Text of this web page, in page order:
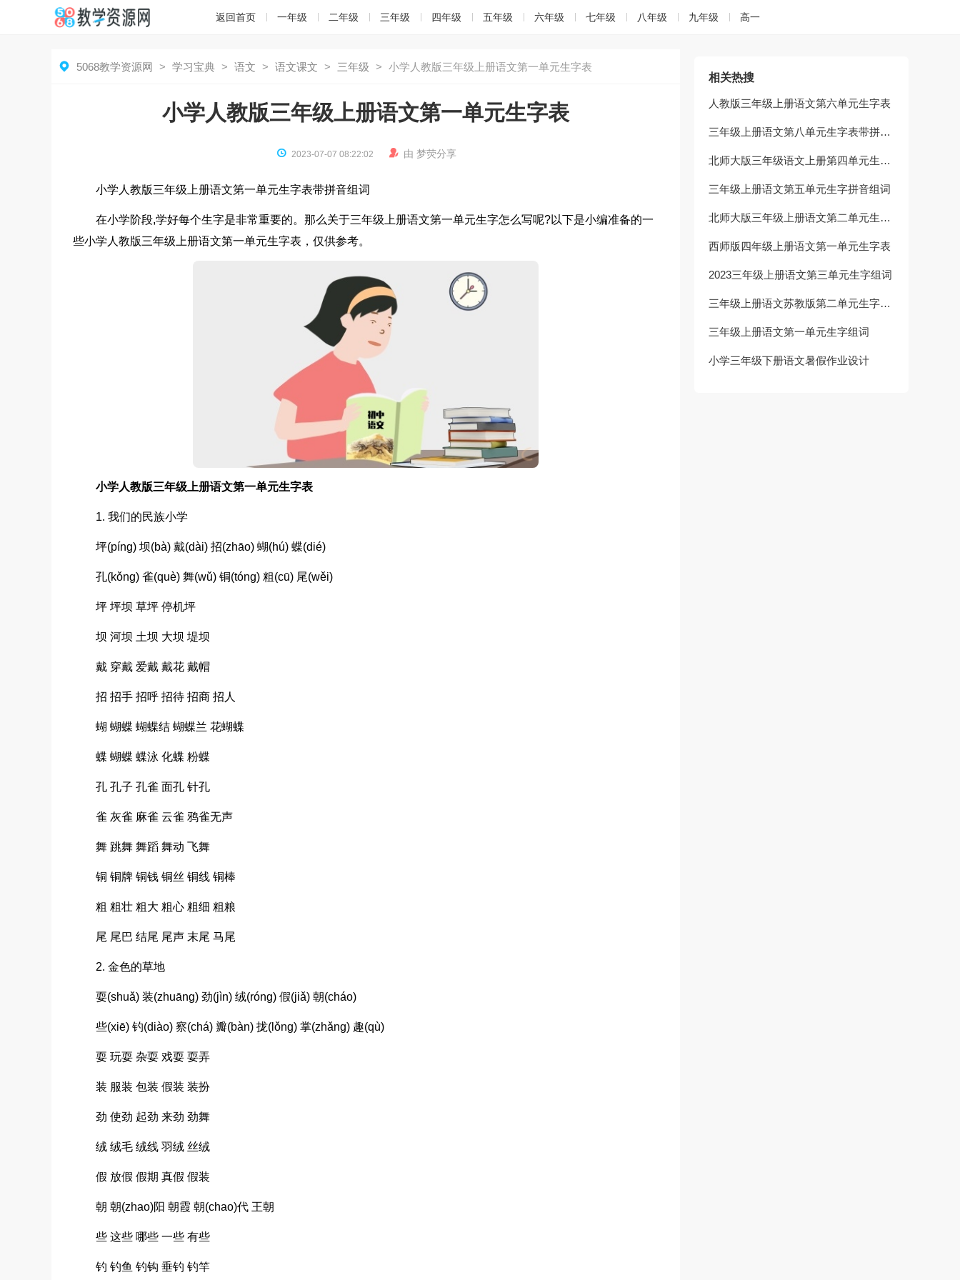
返回首页 一年级 二年级 三年级 四年级 五年级 六年级 七年级 八年级 九年级 高一
 5068教学资源网 > 学习宝典 > 语文 > 语文课文 > 三年级 > 小学人教版三年级上册语文第一单元生字表
小学人教版三年级上册语文第一单元生字表
 2023-07-07 08:22:02  由 梦荧分享
小学人教版三年级上册语文第一单元生字表带拼音组词
在小学阶段,学好每个生字是非常重要的。那么关于三年级上册语文第一单元生字怎么写呢?以下是小编准备的一
些小学人教版三年级上册语文第一单元生字表，仅供参考。
小学人教版三年级上册语文第一单元生字表
1. 我们的民族小学
坪(píng) 坝(bà) 戴(dài) 招(zhāo) 蝴(hú) 蝶(dié)
孔(kǒng) 雀(què) 舞(wǔ) 铜(tóng) 粗(cū) 尾(wěi)
坪 坪坝 草坪 停机坪
坝 河坝 土坝 大坝 堤坝
戴 穿戴 爱戴 戴花 戴帽
招 招手 招呼 招待 招商 招人
蝴 蝴蝶 蝴蝶结 蝴蝶兰 花蝴蝶
蝶 蝴蝶 蝶泳 化蝶 粉蝶
孔 孔子 孔雀 面孔 针孔
雀 灰雀 麻雀 云雀 鸦雀无声
舞 跳舞 舞蹈 舞动 飞舞
铜 铜牌 铜钱 铜丝 铜线 铜棒
粗 粗壮 粗大 粗心 粗细 粗粮
尾 尾巴 结尾 尾声 末尾 马尾
2. 金色的草地
耍(shuǎ) 装(zhuāng) 劲(jìn) 绒(róng) 假(jiǎ) 朝(cháo)
些(xiē) 钓(diào) 察(chá) 瓣(bàn) 拢(lǒng) 掌(zhǎng) 趣(qù)
耍 玩耍 杂耍 戏耍 耍弄
装 服装 包装 假装 装扮
劲 使劲 起劲 来劲 劲舞
绒 绒毛 绒线 羽绒 丝绒
假 放假 假期 真假 假装
朝 朝(zhao)阳 朝霞 朝(chao)代 王朝
些 这些 哪些 一些 有些
钓 钓鱼 钓钩 垂钓 钓竿
相关热搜
人教版三年级上册语文第六单元生字表
三年级上册语文第八单元生字表带拼音组词
北师大版三年级语文上册第四单元生字表汇总
三年级上册语文第五单元生字拼音组词
北师大版三年级上册语文第二单元生字组词
西师版四年级上册语文第一单元生字表
2023三年级上册语文第三单元生字组词
三年级上册语文苏教版第二单元生字组词
三年级上册语文第一单元生字组词
小学三年级下册语文暑假作业设计